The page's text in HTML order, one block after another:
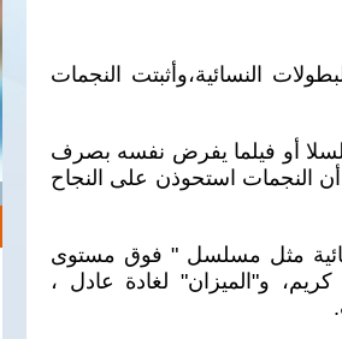
النسائية،وأثبتت النجمات
أو فيلما يفرض نفسه بصرف
أن النجمات استحوذن على النجاح
مثل مسلسل " فوق مستوى
و"الميزان" لغادة عادل ،